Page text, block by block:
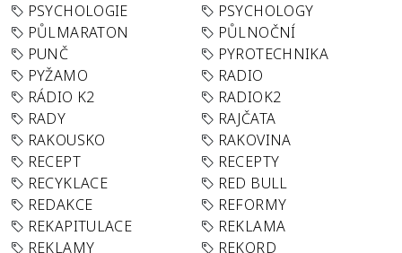
PSYCHOLOGIE
PSYCHOLOGY
PŮLMARATON
PŮLNOČNÍ
PUNČ
PYROTECHNIKA
PYŽAMO
RADIO
RÁDIO K2
RADIOK2
RADY
RAJČATA
RAKOUSKO
RAKOVINA
RECEPT
RECEPTY
RECYKLACE
RED BULL
REDAKCE
REFORMY
REKAPITULACE
REKLAMA
REKLAMY
REKORD